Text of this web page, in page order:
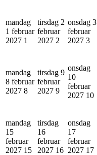
mandag
1 februar
2027 1
tirsdag 2
februar
2027 2
onsdag 3
februar
2027 3
mandag
8 februar
2027 8
tirsdag 9
februar
2027 9
onsdag
10
februar
2027 10
mandag
15
februar
2027 15
tirsdag
16
februar
2027 16
onsdag
17
februar
2027 17